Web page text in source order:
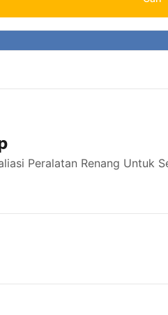
Peralatan Renang